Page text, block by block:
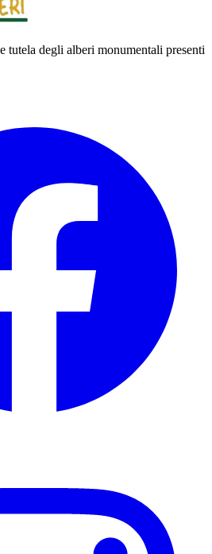
tutela degli alberi monumentali presenti